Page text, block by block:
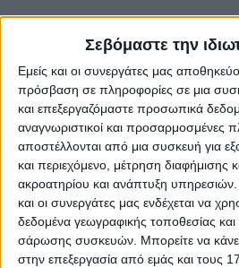
Σεβόμαστε την
Εμείς και οι συνεργάτες μας
πρόσβαση σε πληροφορίες σε μια
και επεξεργαζόμαστε προσωπικά
αναγνωριστικοί και προσαρμοσμένες
αποστέλλονται από μια συσκευή για
και περιεχόμενο, μέτρηση διαφήμισης
ακροατηρίου και ανάπτυξη υπηρεσιών.
και οι συνεργάτες μας ενδέχεται να
δεδομένα γεωγραφικής τοποθεσίας
σάρωσης συσκευών. Μπορείτε να
στην επεξεργασία από εμάς και τους
Η αγγελία που